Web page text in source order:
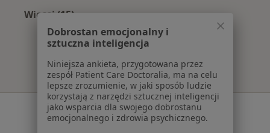
Więcej (15)
Więcej w kategorii: Najczęście leczone
Serwis
Dobrostan emocjonalny i
sztuczna inteligencja
Niniejsza ankieta, przygotowana przez
zespół Patient Care Doctoralia, ma na celu
lepsze zrozumienie, w jaki sposób ludzie
korzystają z narzędzi sztucznej inteligencji
jako wsparcia dla swojego dobrostanu
emocjonalnego i zdrowia psychicznego.